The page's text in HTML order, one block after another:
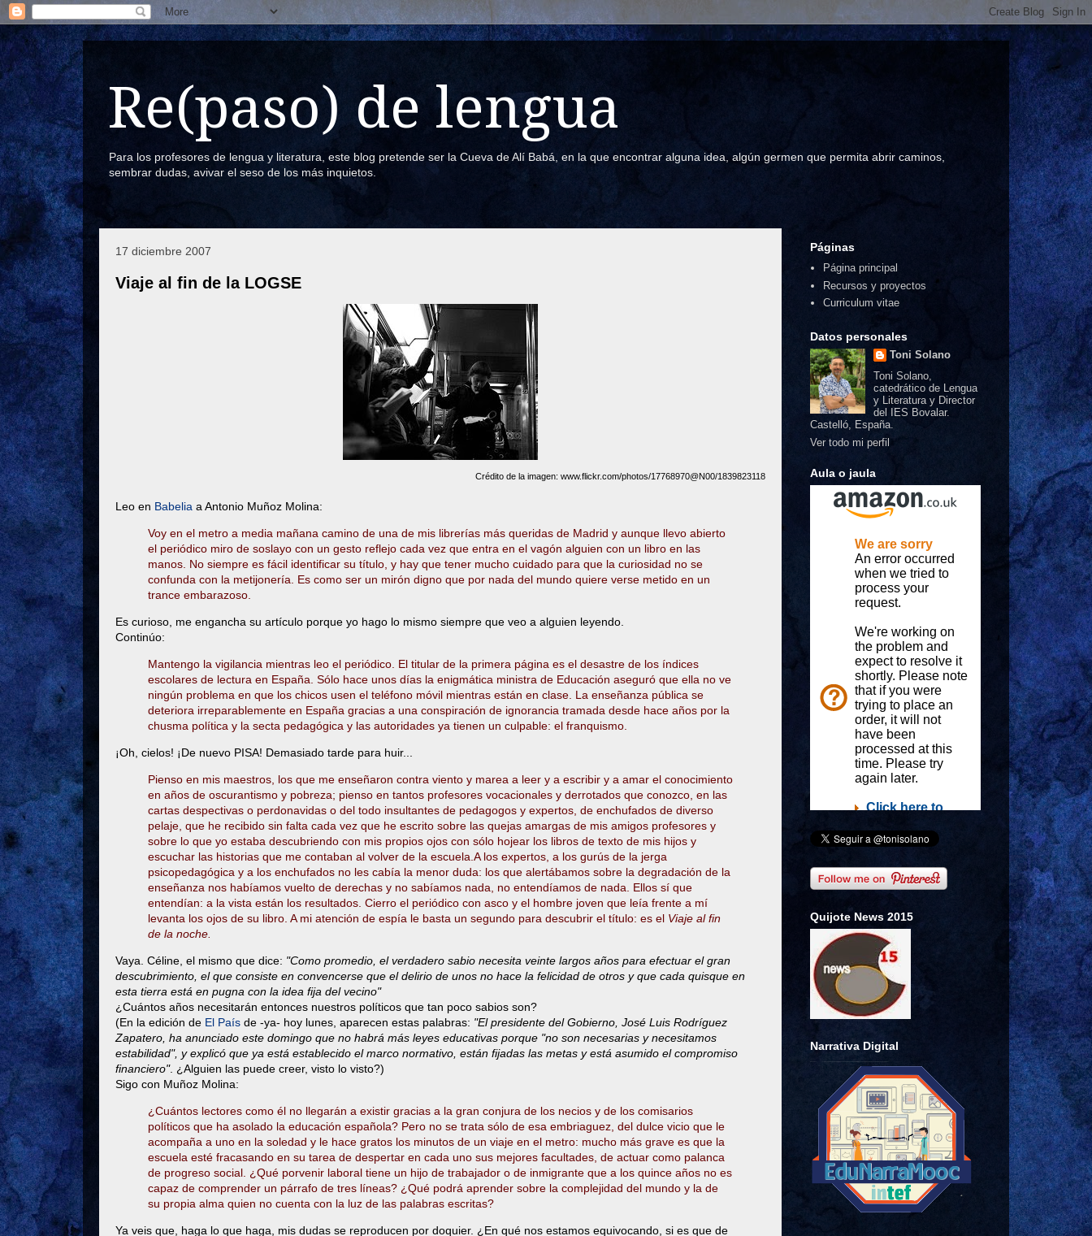
Re(paso) de lengua
Para los profesores de lengua y literatura, este blog pretende ser la Cueva de Alí Babá, en la que encontrar alguna idea, algún germen que permita abrir caminos,
sembrar dudas, avivar el seso de los más inquietos.
17 diciembre 2007
Viaje al fin de la LOGSE
Crédito de la imagen: www.flickr.com/photos/17768970@N00/1839823118
Leo en Babelia a Antonio Muñoz Molina:
Voy en el metro a media mañana camino de una de mis librerías más queridas de Madrid y aunque llevo abierto
el periódico miro de soslayo con un gesto reflejo cada vez que entra en el vagón alguien con un libro en las
manos. No siempre es fácil identificar su título, y hay que tener mucho cuidado para que la curiosidad no se
confunda con la metijonería. Es como ser un mirón digno que por nada del mundo quiere verse metido en un
trance embarazoso.
Es curioso, me engancha su artículo porque yo hago lo mismo siempre que veo a alguien leyendo.
Continúo:
Mantengo la vigilancia mientras leo el periódico. El titular de la primera página es el desastre de los índices
escolares de lectura en España. Sólo hace unos días la enigmática ministra de Educación aseguró que ella no ve
ningún problema en que los chicos usen el teléfono móvil mientras están en clase. La enseñanza pública se
deteriora irreparablemente en España gracias a una conspiración de ignorancia tramada desde hace años por la
chusma política y la secta pedagógica y las autoridades ya tienen un culpable: el franquismo.
¡Oh, cielos! ¡De nuevo PISA! Demasiado tarde para huir...
Pienso en mis maestros, los que me enseñaron contra viento y marea a leer y a escribir y a amar el conocimiento
en años de oscurantismo y pobreza; pienso en tantos profesores vocacionales y derrotados que conozco, en las
cartas despectivas o perdonavidas o del todo insultantes de pedagogos y expertos, de enchufados de diverso
pelaje, que he recibido sin falta cada vez que he escrito sobre las quejas amargas de mis amigos profesores y
sobre lo que yo estaba descubriendo con mis propios ojos con sólo hojear los libros de texto de mis hijos y
escuchar las historias que me contaban al volver de la escuela.A los expertos, a los gurús de la jerga
psicopedagógica y a los enchufados no les cabía la menor duda: los que alertábamos sobre la degradación de la
enseñanza nos habíamos vuelto de derechas y no sabíamos nada, no entendíamos de nada. Ellos sí que
entendían: a la vista están los resultados. Cierro el periódico con asco y el hombre joven que leía frente a mí
levanta los ojos de su libro. A mi atención de espía le basta un segundo para descubrir el título: es el Viaje al fin
de la noche.
Vaya. Céline, el mismo que dice: "Como promedio, el verdadero sabio necesita veinte largos años para efectuar el gran
descubrimiento, el que consiste en convencerse que el delirio de unos no hace la felicidad de otros y que cada quisque en
esta tierra está en pugna con la idea fija del vecino"
¿Cuántos años necesitarán entonces nuestros políticos que tan poco sabios son?
(En la edición de El País de -ya- hoy lunes, aparecen estas palabras: "El presidente del Gobierno, José Luis Rodríguez
Zapatero, ha anunciado este domingo que no habrá más leyes educativas porque "no son necesarias y necesitamos
estabilidad", y explicó que ya está establecido el marco normativo, están fijadas las metas y está asumido el compromiso
financiero". ¿Alguien las puede creer, visto lo visto?)
Sigo con Muñoz Molina:
¿Cuántos lectores como él no llegarán a existir gracias a la gran conjura de los necios y de los comisarios
políticos que ha asolado la educación española? Pero no se trata sólo de esa embriaguez, del dulce vicio que le
acompaña a uno en la soledad y le hace gratos los minutos de un viaje en el metro: mucho más grave es que la
escuela esté fracasando en su tarea de despertar en cada uno sus mejores facultades, de actuar como palanca
de progreso social. ¿Qué porvenir laboral tiene un hijo de trabajador o de inmigrante que a los quince años no es
capaz de comprender un párrafo de tres líneas? ¿Qué podrá aprender sobre la complejidad del mundo y la de
su propia alma quien no cuenta con la luz de las palabras escritas?
Ya veis que, haga lo que haga, mis dudas se reproducen por doquier. ¿En qué nos estamos equivocando, si es que de
Páginas
Página principal
Recursos y proyectos
Curriculum vitae
Datos personales
Toni Solano
Toni Solano,
catedrático de Lengua
y Literatura y Director
del IES Bovalar.
Castelló, España.
Ver todo mi perfil
Aula o jaula
Quijote News 2015
Narrativa Digital